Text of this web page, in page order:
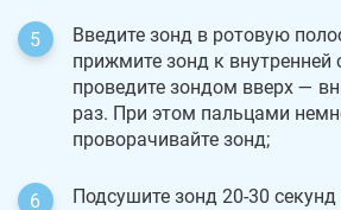
Введите зонд в ротовую
прижмите зонд к внутренней
проведите зондом вверх —
раз. При этом пальцами
проворачивайте зонд;
Подсушите зонд 20-30 секунд